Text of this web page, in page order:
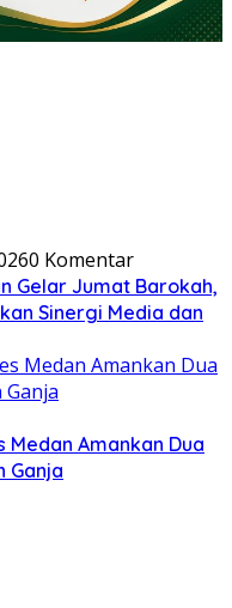
0 Komentar
Gelar Jumat Barokah,
Sinergi Media dan
Amankan Dua
Ganja